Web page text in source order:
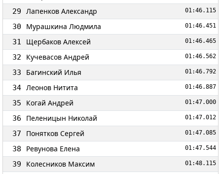
29 Лапенков Александр 01:46.115
30 Мурашкина Людмила 01:46.451
31 Щербаков Алексей 01:46.465
32 Кучевасов Андрей 01:46.562
33 Багинский Илья 01:46.792
34 Леонов Нитита 01:46.887
35 Когай Андрей 01:47.000
36 Пеленицын Николай 01:47.012
37 Понятков Сергей 01:47.085
38 Ревунова Елена 01:47.544
39 Колесников Максим 01:48.115